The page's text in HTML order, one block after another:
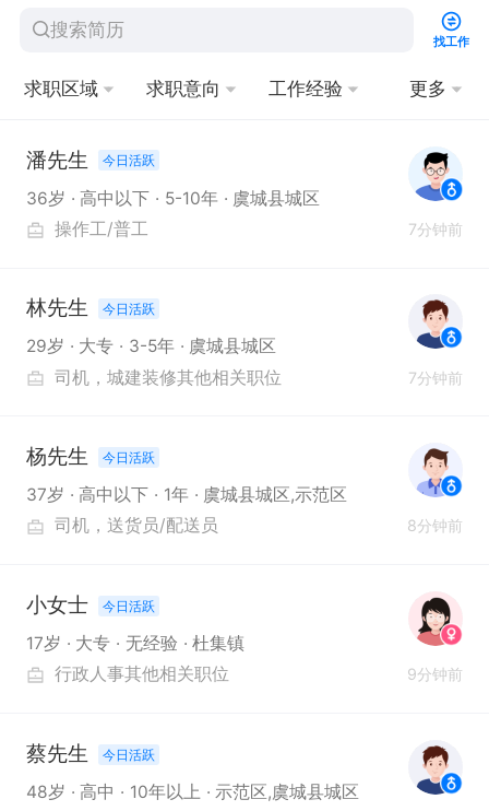
找工作
求职区域 求职意向 工作经验 更多
潘先生 今日活跃
36岁 高中以下 5-10年
虞城县城区
操作工/普工
7分钟前
林先生 今日活跃
29岁 大专 3-5年
虞城县城区
司机
城建装修其他相关职位 7分钟前
杨先生 今日活跃
37岁 高中以下 1年
虞城县城区,示范区
司机
送货员/配送员 8分钟前
小女士 今日活跃
17岁 大专 无经验
杜集镇
行政人事其他相关职位
9分钟前
蔡先生 今日活跃
48岁 高中 10年以上
示范区,虞城县城区